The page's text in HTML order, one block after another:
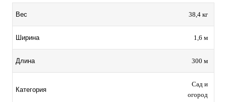
Вес 38,4 кг
Ширина 1,6 м
Длина 300 м
Категория
Сад и
огород